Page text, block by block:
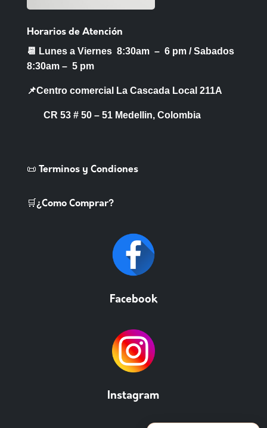
Horarios de Atención
📆 Lunes a Viernes 8:30am – 6 pm /Sabados
8:30am – 5 pm
📌Centro comercial La Cascada Local 211A
CR 53 # 50 – 51 Medellin, Colombia
📜 Terminos y Condiones
🛒¿Como Comprar?
Facebook
Instagram